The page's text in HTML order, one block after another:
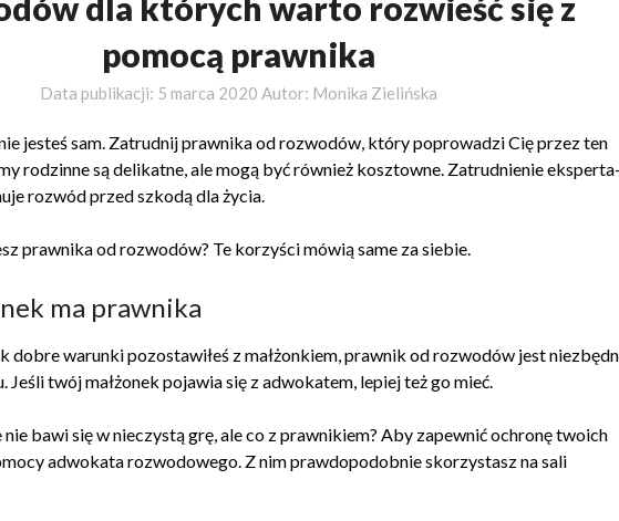
pomocą prawnika
Data publikacji: 5 marca 2020 Autor: Monika Zielińska
jesteś sam. Zatrudnij prawnika od rozwodów, który poprowadzi Cię przez ten
rodzinne są delikatne, ale mogą być również kosztowne. Zatrudnienie eksperta-
rozwód przed szkodą dla życia.
prawnika od rozwodów? Te korzyści mówią same za siebie.
ma prawnika
dobre warunki pozostawiłeś z małżonkiem, prawnik od rozwodów jest
Jeśli twój małżonek pojawia się z adwokatem, lepiej też go mieć.
nie bawi się w nieczystą grę, ale co z prawnikiem? Aby zapewnić ochronę twoich
adwokata rozwodowego. Z nim prawdopodobnie skorzystasz na sali